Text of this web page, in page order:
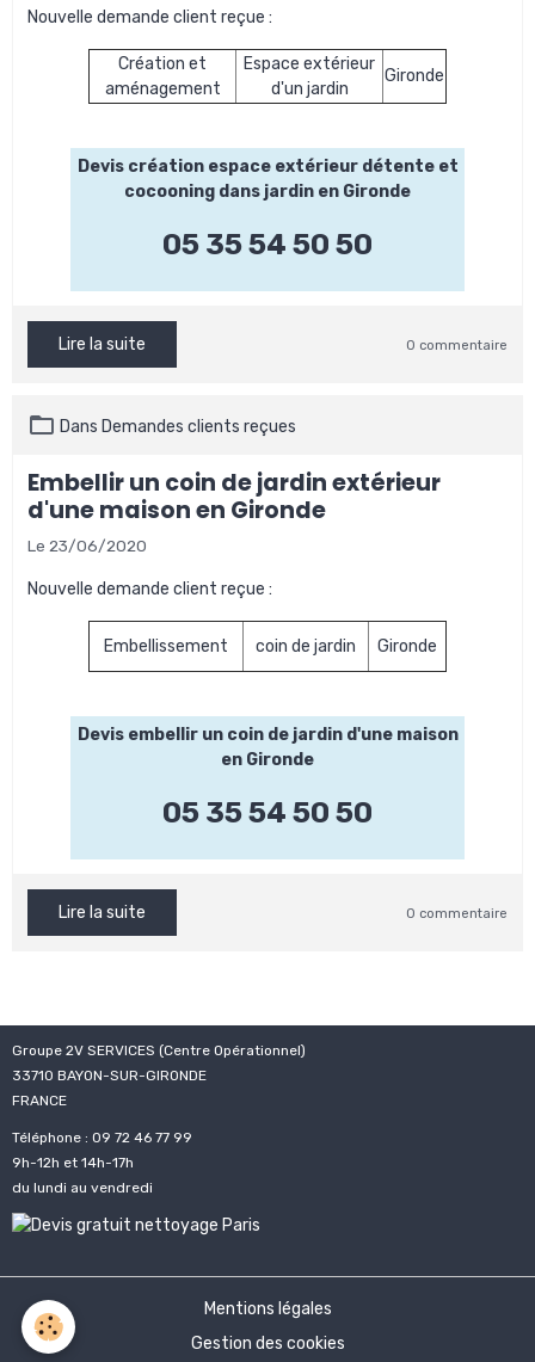
Nouvelle demande client reçue :
Création et
aménagement
Espace extérieur
d'un jardin
Gironde
Devis création espace extérieur détente et
cocooning dans jardin en Gironde
05 35 54 50 50
Lire la suite 0 commentaire
Dans Demandes clients reçues
Embellir un coin de jardin extérieur
d'une maison en Gironde
Le 23/06/2020
Nouvelle demande client reçue :
Embellissement coin de jardin Gironde
Devis embellir un coin de jardin d'une maison
en Gironde
05 35 54 50 50
Lire la suite 0 commentaire
Groupe 2V SERVICES (Centre Opérationnel)
33710 BAYON-SUR-GIRONDE
FRANCE
Téléphone : 09 72 46 77 99
9h-12h et 14h-17h
du lundi au vendredi
Mentions légales
Gestion des cookies